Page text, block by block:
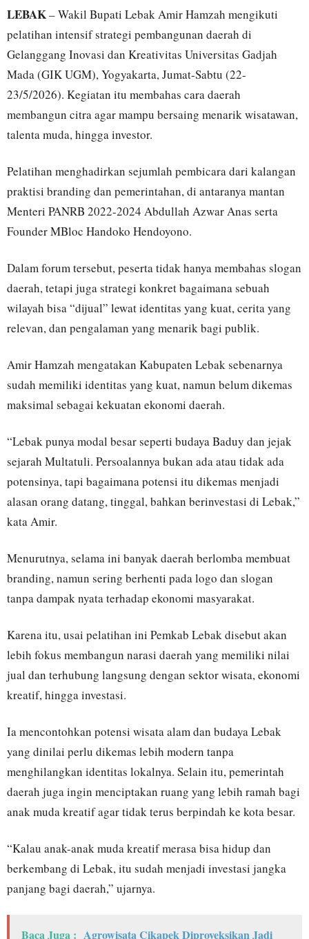
LEBAK– Wakil Bupati Lebak Amir Hamzah mengikuti
pelatihan intensif strategi pembangunan daerah di
Gelanggang Inovasi dan Kreativitas Universitas Gadjah
Mada (GIK UGM), Yogyakarta, Jumat-Sabtu (22-
23/5/2026). Kegiatan itu membahas cara daerah
membangun citra agar mampu bersaing menarik wisatawan,
talenta muda, hingga investor.
Pelatihan menghadirkan sejumlah pembicara dari kalangan
praktisi branding dan pemerintahan, di antaranya mantan
Menteri PANRB 2022-2024 Abdullah Azwar Anas serta
Founder MBloc Handoko Hendoyono.
Dalam forum tersebut, peserta tidak hanya membahas slogan
daerah, tetapi juga strategi konkret bagaimana sebuah
wilayah bisa “dijual” lewat identitas yang kuat, cerita yang
relevan, dan pengalaman yang menarik bagi publik.
Amir Hamzah mengatakan Kabupaten Lebak sebenarnya
sudah memiliki identitas yang kuat, namun belum dikemas
maksimal sebagai kekuatan ekonomi daerah.
“Lebak punya modal besar seperti budaya Baduy dan jejak
sejarah Multatuli. Persoalannya bukan ada atau tidak ada
potensinya, tapi bagaimana potensi itu dikemas menjadi
alasan orang datang, tinggal, bahkan berinvestasi di Lebak,”
kata Amir.
Menurutnya, selama ini banyak daerah berlomba membuat
branding, namun sering berhenti pada logo dan slogan
tanpa dampak nyata terhadap ekonomi masyarakat.
Karena itu, usai pelatihan ini Pemkab Lebak disebut akan
lebih fokus membangun narasi daerah yang memiliki nilai
jual dan terhubung langsung dengan sektor wisata, ekonomi
kreatif, hingga investasi.
Ia mencontohkan potensi wisata alam dan budaya Lebak
yang dinilai perlu dikemas lebih modern tanpa
menghilangkan identitas lokalnya. Selain itu, pemerintah
daerah juga ingin menciptakan ruang yang lebih ramah bagi
anak muda kreatif agar tidak terus berpindah ke kota besar.
“Kalau anak-anak muda kreatif merasa bisa hidup dan
berkembang di Lebak, itu sudah menjadi investasi jangka
panjang bagi daerah,” ujarnya.
Baca Juga : Agrowisata Cikapek Diproyeksikan Jadi